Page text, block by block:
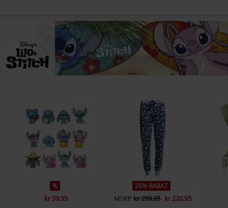
%
kr 59.95
26% RABAT
MSRP kr 299.95 kr 220.95